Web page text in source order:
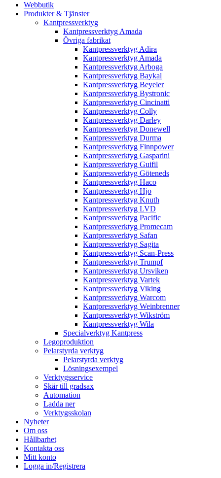
Webbutik
Produkter & Tjänster
Kantpressverktyg
Kantpressverktyg Amada
Övriga fabrikat
Kantpressverktyg Adira
Kantpressverktyg Amada
Kantpressverktyg Arboga
Kantpressverktyg Baykal
Kantpressverktyg Beyeler
Kantpressverktyg Bystronic
Kantpressverktyg Cincinatti
Kantpressverktyg Colly
Kantpressverktyg Darley
Kantpressverktyg Donewell
Kantpressverktyg Durma
Kantpressverktyg Finnpower
Kantpressverktyg Gasparini
Kantpressverktyg Guifil
Kantpressverktyg Göteneds
Kantpressverktyg Haco
Kantpressverktyg Hjo
Kantpressverktyg Knuth
Kantpressverktyg LVD
Kantpressverktyg Pacific
Kantpressverktyg Promecam
Kantpressverktyg Safan
Kantpressverktyg Sagita
Kantpressverktyg Scan-Press
Kantpressverktyg Trumpf
Kantpressverktyg Ursviken
Kantpressverktyg Vartek
Kantpressverktyg Viking
Kantpressverktyg Warcom
Kantpressverktyg Weinbrenner
Kantpressverktyg Wikström
Kantpressverktyg Wila
Specialverktyg Kantpress
Legoproduktion
Pelarstyrda verktyg
Pelarstyrda verktyg
Lösningsexempel
Verktygsservice
Skär till gradsax
Automation
Ladda ner
Verktygsskolan
Nyheter
Om oss
Hållbarhet
Kontakta oss
Mitt konto
Logga in/Registrera